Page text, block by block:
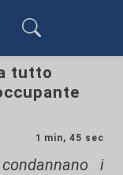
tutto
1 min, 45 sec
i